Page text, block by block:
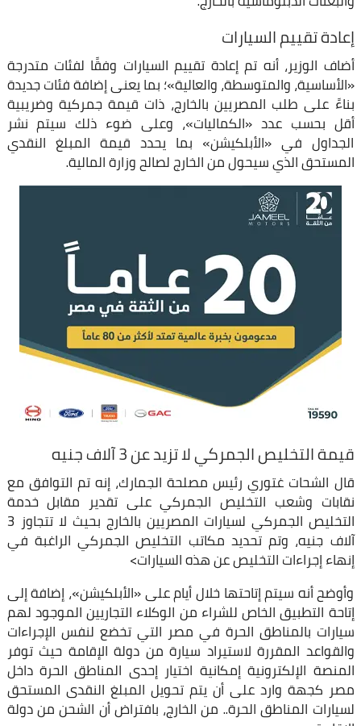
إعادة تقييم السيارات
أضاف الوزير، أنه تم إعادة تقييم السيارات وفقًا لفئات متدرجة
«الأساسية، والمتوسطة، والعالية»؛ بما يعنى إضافة فئات جديدة
بناءً على طلب المصريين بالخارج، ذات قيمة جمركية وضريبية
أقل بحسب عدد «الكماليات»، وعلى ضوء ذلك سيتم نشر
الجداول في «الأبلكيشن» بما يحدد قيمة المبلغ النقدي
المستحق الذي سيحول من الخارج لصالح وزارة المالية.
قيمة التخليص الجمركي لا تزيد عن 3 آلاف جنيه
قال الشحات غتوري رئيس مصلحة الجمارك، إنه تم التوافق مع
نقابات وشعب التخليص الجمركي على تقدير مقابل خدمة
التخليص الجمركي لسيارات المصريين بالخارج بحيث لا تتجاوز 3
آلاف جنيه، وتم تحديد مكاتب التخليص الجمركي الراغبة في
إنهاء إجراءات التخليص عن هذه السيارات>
وأوضح أنه سيتم إتاحتها خلال أيام على «الأبلكيشن»، إضافة إلى
إتاحة التطبيق الخاص للشراء من الوكلاء التجاريين الموجود لهم
سيارات بالمناطق الحرة في مصر التي تخضع لنفس الإجراءات
والقواعد المقررة لاستيراد سيارة من دولة الإقامة حيث توفر
المنصة الإلكترونية إمكانية اختيار إحدى المناطق الحرة داخل
مصر كجهة وارد على أن يتم تحويل المبلغ النقدى المستحق
لسيارات المناطق الحرة.. من الخارج، بافتراض أن الشحن من دولة